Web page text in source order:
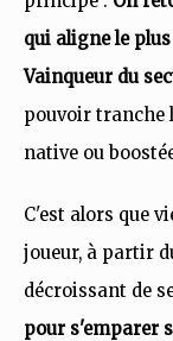
qui aligne le
Vainqueur du
pouvoir tranche
native ou
C'est alors que
joueur, à partir
décroissant de
pour s'emparer